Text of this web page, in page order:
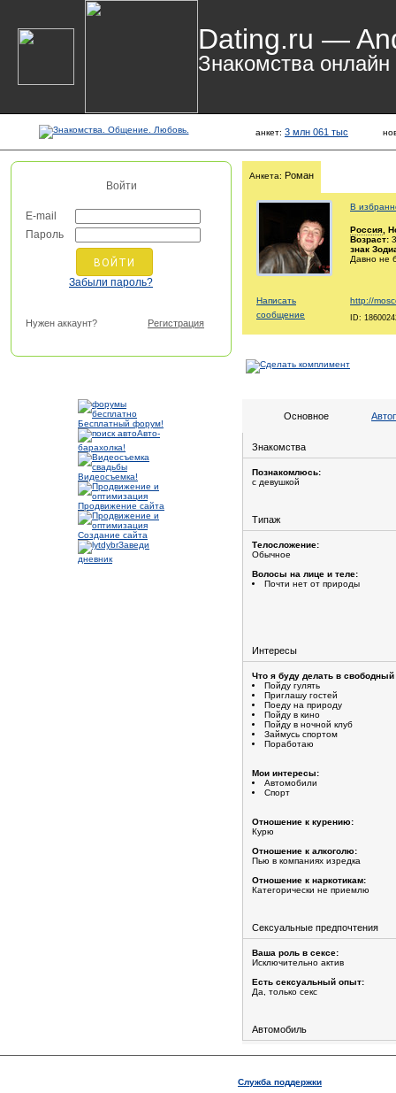
Dating.ru —
Знакомства онлайн
анкет: 3 млн 061 тыс
Войти
E-mail
Пароль
Забыли пароль?
Нужен аккаунт? Регистрация
Бесплатный форум!
Авто-
барахолка!
Видеосъемка!
Продвижение сайта
Создание сайта
Заведи
дневник
Анкета: Роман
В
Россия ,
Возраст:
знак
Давно не
Написать
сообщение
http://
ID:
Основное
Знакомства
Познакомлюсь:
с девушкой
Типаж
Телосложение:
Обычное
Волосы на лице и теле:
Почти нет от природы
Интересы
Что я буду делать в свободный
Пойду гулять
Приглашу гостей
Поеду на природу
Пойду в кино
Пойду в ночной клуб
Займусь спортом
Поработаю
Мои интересы:
Автомобили
Спорт
Отношение к курению:
Курю
Отношение к алкоголю:
Пью в компаниях изредка
Отношение к наркотикам:
Категорически не приемлю
Сексуальные предпочтения
Ваша роль в сексе:
Исключительно актив
Есть сексуальный опыт:
Да, только секс
Автомобиль
Служба поддержки